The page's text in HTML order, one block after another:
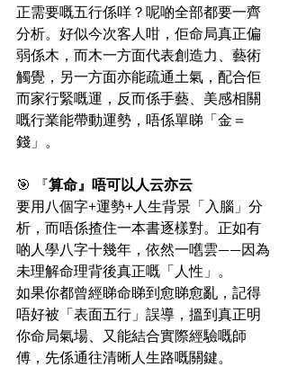
正需要嘅五行係咩？呢啲全部都要一齊
分析。好似今次客人咁，佢命局真正偏
弱係木，而木一方面代表創造力、藝術
觸覺，另一方面亦能疏通土氣，配合佢
而家行緊嘅運，反而係手藝、美感相關
嘅行業能帶動運勢，唔係單睇「金＝
錢」。
🎯 『算命』唔可以人云亦云
要用八個字+運勢+人生背景「入腦」分
析，而唔係揸住一本書逐樣對。正如有
啲人學八字十幾年，依然一嚿雲——因為
未理解命理背後真正嘅「人性」。
如果你都曾經睇命睇到愈睇愈亂，記得
唔好被「表面五行」誤導，搵到真正明
你命局氣場、又能結合實際經驗嘅師
傅，先係通往清晰人生路嘅關鍵。